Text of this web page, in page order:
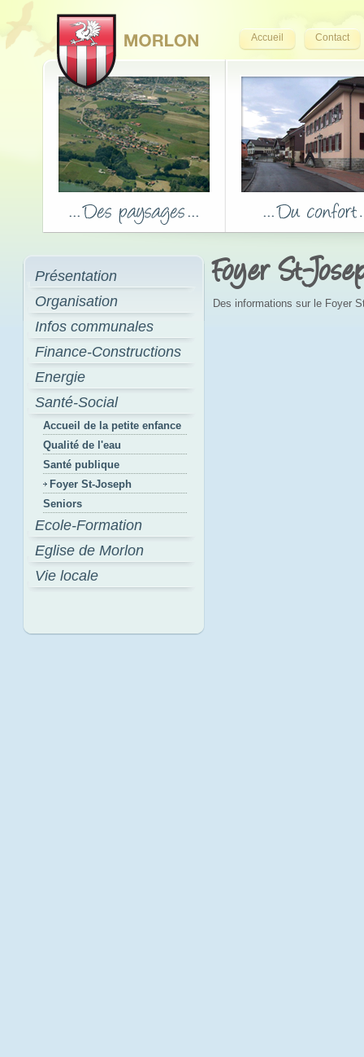
Accueil Contact
Présentation
Organisation
Infos communales
Finance-Constructions
Energie
Santé-Social
Accueil de la petite enfance
Qualité de l'eau
Santé publique
Foyer St-Joseph
Seniors
Ecole-Formation
Eglise de Morlon
Vie locale
Foyer St-
Des informations sur le Foyer